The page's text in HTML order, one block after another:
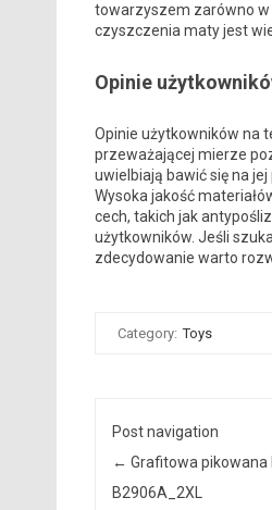
towarzyszem zarówno w
czyszczenia maty jest
Opinie
Opinie użytkowników na
przeważającej mierze
uwielbiają bawić się na
Wysoka jakość
cech, takich jak
użytkowników. Jeśli
zdecydowanie warto
Category: Toys
Post navigation
← Grafitowa
B2906A_2XL